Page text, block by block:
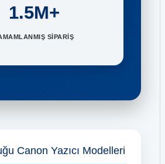
1.5M+
SİPARİŞ
Canon Yazıcı Modelleri